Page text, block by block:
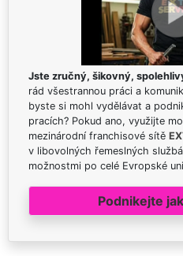
Jste zručný, šikovný,
rád všestrannou práci a
byste si mohl vydělávat a
pracích? Pokud ano, využijte
mezinárodní franchisové sítě
v libovolných řemeslných
možnostmi po celé Evropské
Podnikejte